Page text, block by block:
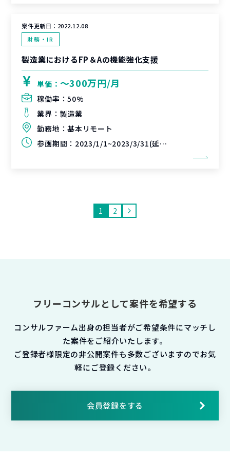
案件更新日： 2022.12.08
財務・IR
製造業におけるFP＆Aの機能強化支援
単価： 〜300万円/月
稼働率：50%
業界： 製造業
勤務地：基本リモート
参画期間： 2023/1/1~2023/3/31(延長可能性あり)
1 2
フリーコンサルとして案件を希望する
コンサルファーム出身の担当者がご希望条件にマッチし
た案件をご紹介いたします。
ご登録者様限定の非公開案件も多数ございますのでお気
軽にご登録ください。
会員登録をする